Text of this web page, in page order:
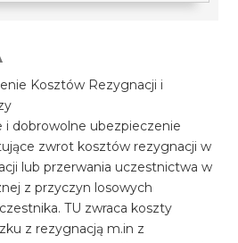
Kosztów Rezygnacji i
dobrowolne ubezpieczenie
zwrot kosztów rezygnacji w
lub przerwania uczestnictwa w
z przyczyn losowych
TU zwraca koszty
z rezygnacją m.in z